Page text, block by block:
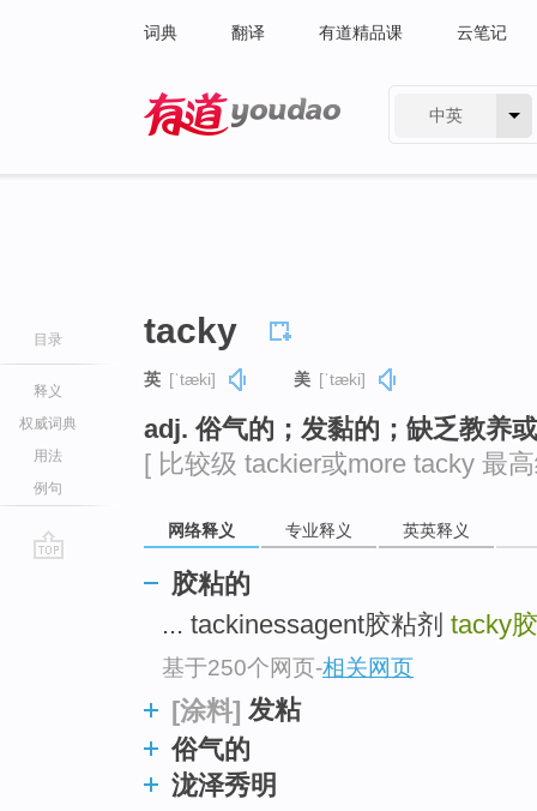
词典 翻译 有道精品课 云笔记
中英
目录
释义
权威词典
用法
例句
tacky
英 [ˈtæki] 美 [ˈtæki]
adj. 俗气的；发黏的；缺乏教养
[ 比较级 tackier或more tacky 最
网络释义 专业释义 英英释义
胶粘的
... tackinessagent胶粘剂 tacky
基于250个网页-相关网页
[涂料] 发粘
俗气的
泷泽秀明